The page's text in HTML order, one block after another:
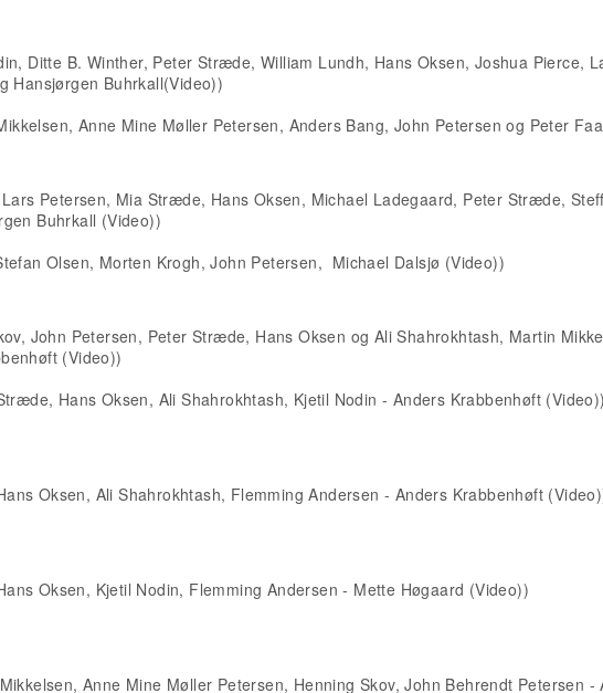
Ditte B. Winther, Peter Stræde, William Lundh, Hans Oksen, Joshua Pierce,
Hansjørgen Buhrkall(Video))
Anne Mine Møller Petersen, Anders Bang, John Petersen og Peter
Petersen, Mia Stræde, Hans Oksen, Michael Ladegaard, Peter Stræde,
Buhrkall (Video))
Olsen, Morten Krogh, John Petersen, Michael Dalsjø (Video))
John Petersen, Peter Stræde, Hans Oksen og Ali Shahrokhtash, Martin
(Video))
Hans Oksen, Ali Shahrokhtash, Kjetil Nodin - Anders Krabbenhøft (Video))
Oksen, Ali Shahrokhtash, Flemming Andersen - Anders Krabbenhøft
Oksen, Kjetil Nodin, Flemming Andersen - Mette Høgaard (Video))
Anne Mine Møller Petersen, Henning Skov, John Behrendt Petersen -